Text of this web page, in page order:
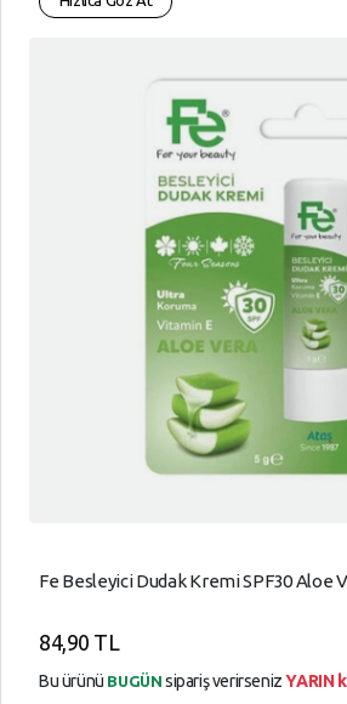
Fe Besleyici Dudak Kremi SPF30 Aloe
84,90 TL
Bu ürünü BUGÜN sipariş verirsenizYARIN